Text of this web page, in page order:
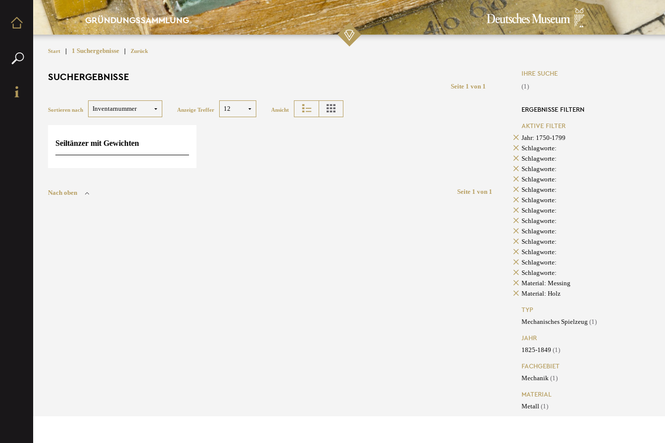
GRÜNDUNGSSAMMLUNG
Start | 1 Suchergebnisse | Zurück
SUCHERGEBNISSE
Seite 1 von 1
Sortieren nach Anzeige Treffer Ansicht
Seiltänzer mit Gewichten
Nach oben Seite 1 von 1
IHRE SUCHE
(1)
ERGEBNISSE FILTERN
AKTIVE FILTER
Jahr: 1750-1799
Schlagworte:
Schlagworte:
Schlagworte:
Schlagworte:
Schlagworte:
Schlagworte:
Schlagworte:
Schlagworte:
Schlagworte:
Schlagworte:
Schlagworte:
Schlagworte:
Schlagworte:
Material: Messing
Material: Holz
TYP
Mechanisches Spielzeug (1)
JAHR
1825-1849 (1)
FACHGEBIET
Mechanik (1)
MATERIAL
Metall (1)